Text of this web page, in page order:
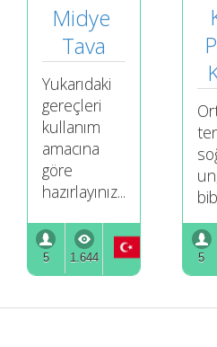
Midye
Tava
Yukarıdaki
gereçleri
kullanım
amacına
göre
hazırlayınız...
5 1.644 5